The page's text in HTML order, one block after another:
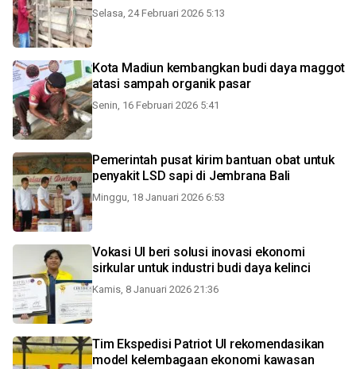
Selasa, 24 Februari 2026 5:13
Kota Madiun kembangkan budi daya maggot
atasi sampah organik pasar
Senin, 16 Februari 2026 5:41
Pemerintah pusat kirim bantuan obat untuk
penyakit LSD sapi di Jembrana Bali
Minggu, 18 Januari 2026 6:53
Vokasi UI beri solusi inovasi ekonomi
sirkular untuk industri budi daya kelinci
Kamis, 8 Januari 2026 21:36
Tim Ekspedisi Patriot UI rekomendasikan
model kelembagaan ekonomi kawasan